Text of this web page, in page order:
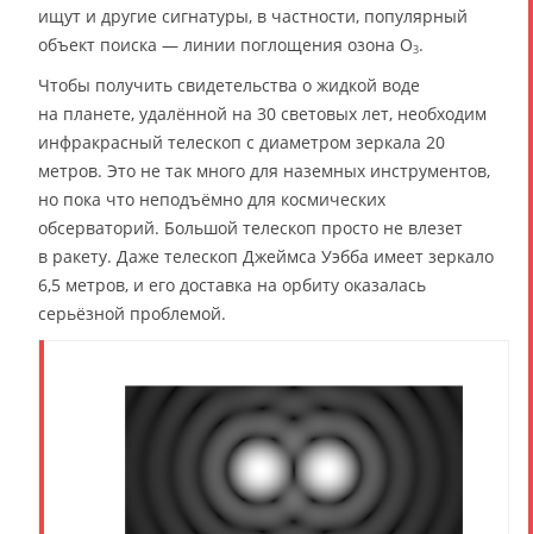
ищут и другие сигнатуры, в частности, популярный
объект поиска — линии поглощения озона O3.
Чтобы получить свидетельства о жидкой воде
на планете, удалённой на 30 световых лет, необходим
инфракрасный телескоп с диаметром зеркала 20
метров. Это не так много для наземных инструментов,
но пока что неподъёмно для космических
обсерваторий. Большой телескоп просто не влезет
в ракету. Даже телескоп Джеймса Уэбба имеет зеркало
6,5 метров, и его доставка на орбиту оказалась
серьёзной проблемой.